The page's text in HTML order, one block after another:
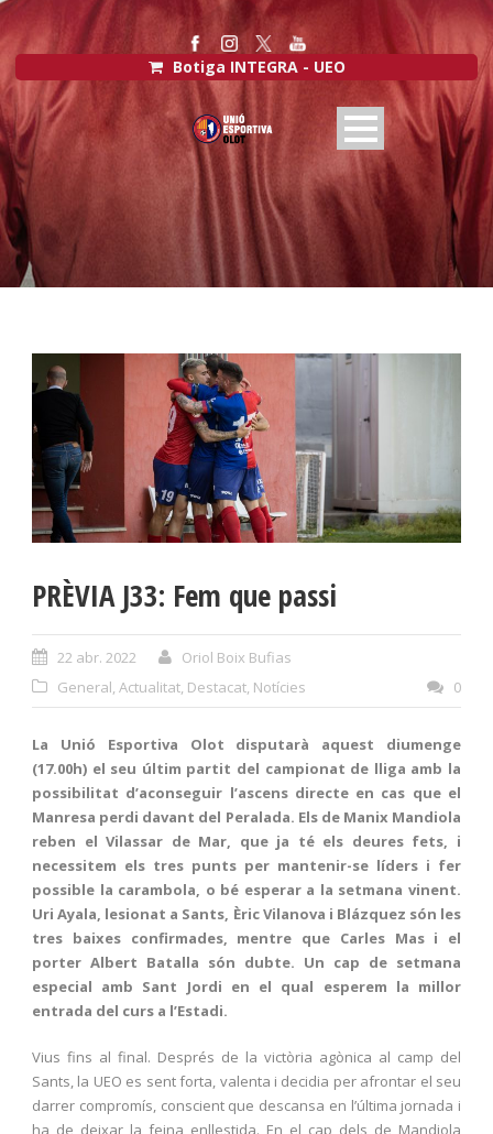
Botiga INTEGRA - UEO
PRÈVIA J33: Fem que passi
22 abr. 2022
Oriol Boix Bufias
General, Actualitat, Destacat, Notícies 0
La Unió Esportiva Olot disputarà aquest diumenge
(17.00h) el seu últim partit del campionat de lliga amb la
possibilitat d’aconseguir l’ascens directe en cas que el
Manresa perdi davant del Peralada. Els de Manix Mandiola
reben el Vilassar de Mar, que ja té els deures fets, i
necessitem els tres punts per mantenir-se líders i fer
possible la carambola, o bé esperar a la setmana vinent.
Uri Ayala, lesionat a Sants, Èric Vilanova i Blázquez són les
tres baixes confirmades, mentre que Carles Mas i el
porter Albert Batalla són dubte. Un cap de setmana
especial amb Sant Jordi en el qual esperem la millor
entrada del curs a l’Estadi.
Vius fins al final. Després de la victòria agònica al camp del
Sants, la UEO es sent forta, valenta i decidia per afrontar el seu
darrer compromís, conscient que descansa en l’última jornada i
ha de deixar la feina enllestida. En el cap dels de Mandiola